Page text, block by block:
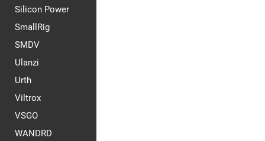
Silicon Power
SmallRig
SMDV
Ulanzi
Urth
Viltrox
VSGO
WANDRD